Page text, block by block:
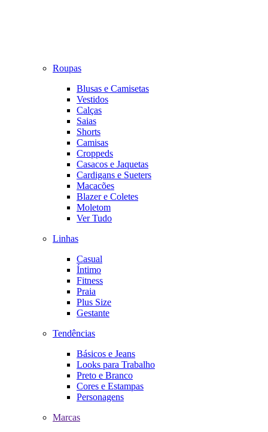
Roupas
Blusas e Camisetas
Vestidos
Calças
Saias
Shorts
Camisas
Croppeds
Casacos e Jaquetas
Cardigans e Sueters
Macacões
Blazer e Coletes
Moletom
Ver Tudo
Linhas
Casual
Íntimo
Fitness
Praia
Plus Size
Gestante
Tendências
Básicos e Jeans
Looks para Trabalho
Preto e Branco
Cores e Estampas
Personagens
Marcas